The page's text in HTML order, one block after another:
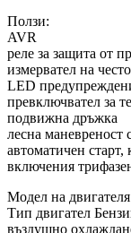
Ползи:
AVR
реле за защита от
измервател на
LED
превключвател за
подвижна дръжка
лесна маневреност
автоматичен старт,
включения
Модел на
Тип двигател
въздушно